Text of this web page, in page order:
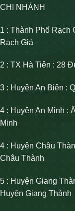
CHI NHÁNH
1 : Thành Phố Rạch
Rạch Giá
2 : TX Hà Tiên : 28
3 : Huyện An Biên :
4 : Huyện An Minh :
Minh
4 : Huyện Châu
Châu Thành
5 : Huyện Giang
Huyện Giang Thành